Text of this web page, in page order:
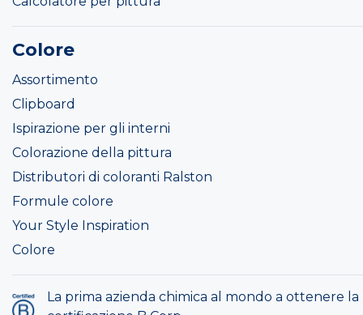
Colore
Assortimento
Clipboard
Ispirazione per gli interni
Colorazione della pittura
Distributori di coloranti Ralston
Formule colore
Your Style Inspiration
Colore
La prima azienda chimica al mondo a ottenere la